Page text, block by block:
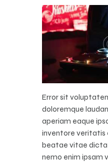
Error sit
doloremque
aperiam eaque
inventore
beatae vitae dicta
nemo enim ipsam